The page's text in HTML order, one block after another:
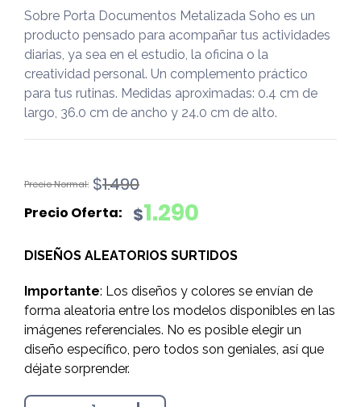
Sobre Porta Documentos Metalizada Soho es un
producto pensado para acompañar tus actividades
diarias, ya sea en el estudio, la oficina o la
creatividad personal. Un complemento práctico
para tus rutinas. Medidas aproximadas: 0.4 cm de
largo, 36.0 cm de ancho y 24.0 cm de alto.
$1.490
El
original
$1.490.
$1.290
El
actual
$1.290.
DISEÑOS ALEATORIOS SURTIDOS
Importante: Los diseños y colores se envían de
forma aleatoria entre los modelos disponibles en las
imágenes referenciales. No es posible elegir un
diseño específico, pero todos son geniales, así que
déjate sorprender.